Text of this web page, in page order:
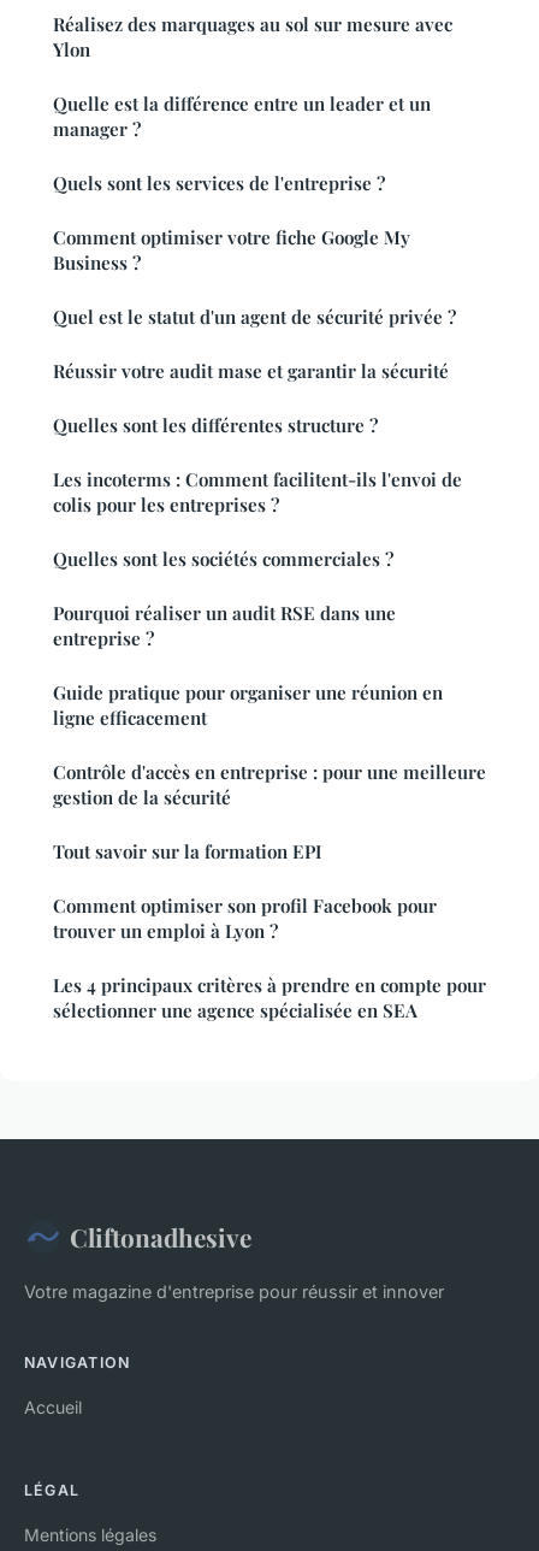
Réalisez des marquages au sol sur mesure avec
Ylon
Quelle est la différence entre un leader et un
manager ?
Quels sont les services de l'entreprise ?
Comment optimiser votre fiche Google My
Business ?
Quel est le statut d'un agent de sécurité privée ?
Réussir votre audit mase et garantir la sécurité
Quelles sont les différentes structure ?
Les incoterms : Comment facilitent-ils l'envoi de
colis pour les entreprises ?
Quelles sont les sociétés commerciales ?
Pourquoi réaliser un audit RSE dans une
entreprise ?
Guide pratique pour organiser une réunion en
ligne efficacement
Contrôle d'accès en entreprise : pour une meilleure
gestion de la sécurité
Tout savoir sur la formation EPI
Comment optimiser son profil Facebook pour
trouver un emploi à Lyon ?
Les 4 principaux critères à prendre en compte pour
sélectionner une agence spécialisée en SEA
Cliftonadhesive
Votre magazine d'entreprise pour réussir et innover
NAVIGATION
Accueil
LÉGAL
Mentions légales